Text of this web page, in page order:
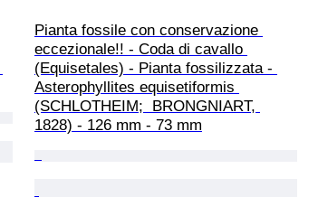
Pianta fossile con conservazione
eccezionale!! - Coda di cavallo
(Equisetales) - Pianta fossilizzata -
Asterophyllites equisetiformis
(SCHLOTHEIM;  BRONGNIART,
1828) - 126 mm - 73 mm